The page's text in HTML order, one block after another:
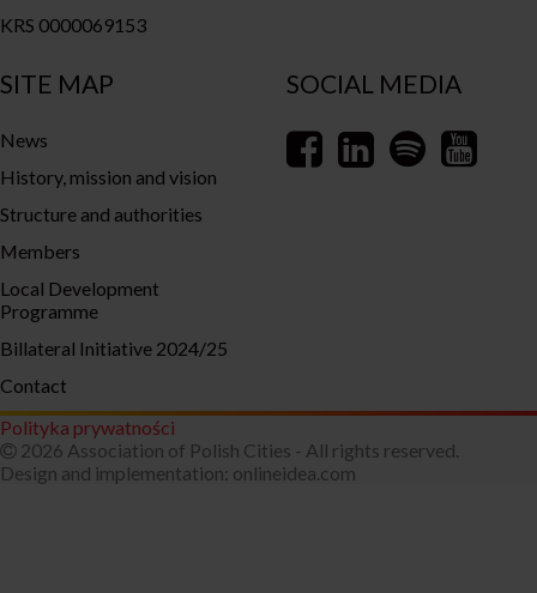
SITE MAP
News
History, mission and vision
Structure and authorities
Members
Local Development
Programme
Billateral Initiative 2024/25
Contact
KRS 0000069153
SOCIAL MEDIA
Polityka prywatności
2026 Association of Polish Cities - All rights reserved.
Design and implementation: onlineidea.com